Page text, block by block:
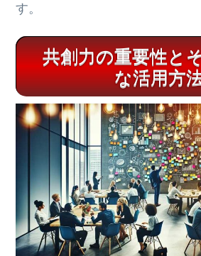
す。
共創力の重要性と
な活用方